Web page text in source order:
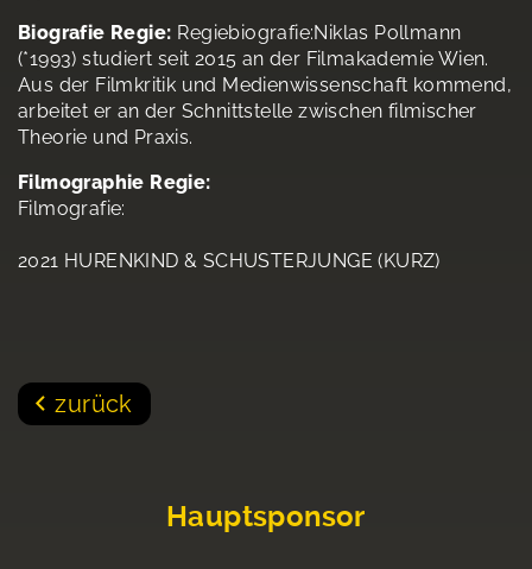
Biografie Regie: Regiebiografie:Niklas Pollmann
(*1993) studiert seit 2015 an der Filmakademie Wien.
Aus der Filmkritik und Medienwissenschaft kommend,
arbeitet er an der Schnittstelle zwischen filmischer
Theorie und Praxis.
Filmographie Regie:
Filmografie:
2021 HURENKIND & SCHUSTERJUNGE (KURZ)
zurück
Hauptsponsor